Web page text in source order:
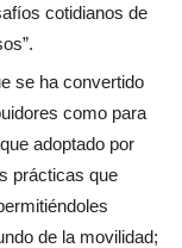
cotidianos de
se ha convertido
como para
adoptado por
prácticas que
de la movilidad;